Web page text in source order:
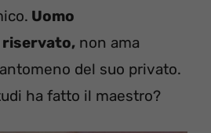
Uomo
non ama
del suo privato.
ha fatto il maestro?